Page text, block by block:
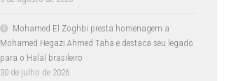
Mohamed El Zoghbi presta homenagem a
Mohamed Hegazi Ahmed Taha e destaca seu legado
para o Halal brasileiro
30 de julho de 2026